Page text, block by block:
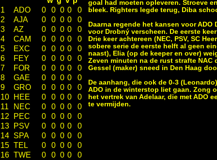
1
ADO 0 0 0 0
0
2
AJA 0 0 0 0
0
3
AZ 0 0 0 0
0
4
CAM 0 0 0 0
0
5
EXC 0 0 0 0
0
6
FEY 0 0 0 0
0
7
FOR 0 0 0 0
0
8
GAE 0 0 0 0
0
9
GRO 0 0 0 0
0
10
HEE 0 0 0 0
0
11
NEC 0 0 0 0
0
12
PEC 0 0 0 0
0
13
PSV 0 0 0 0
0
14 SPA 0 0 0 0
0
15 TEL 0 0 0 0
0
16 TWE 0 0 0 0
0
goal had moeten opleveren. Stroeve
bleek. Righters legde terug, Diba
Daarna regende het kansen voor
voor Drobný verscheen. De eerste
Drie keer achtereen (NEC, PSV, SC
sobere serie de eerste helft al geen
naast), Elia (op de keeper en over)
Zeven minuten na de rust strafte
Gessel (maker) sneed in Den Haag
De aanhang, die ook de 0-3
ADO in de winterstop liet gaan. Zong
het vertrek van Adelaar, die met ADO
te vermijden.